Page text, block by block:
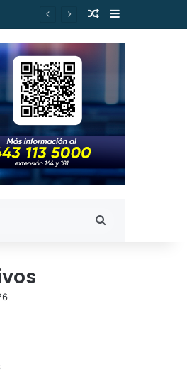
Publicación al
Barra lateral